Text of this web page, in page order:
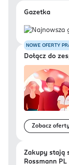
Gazetka
NOWE OFERTY
Dołącz do
Zobacz
Zakupy stają
Rossmann PL